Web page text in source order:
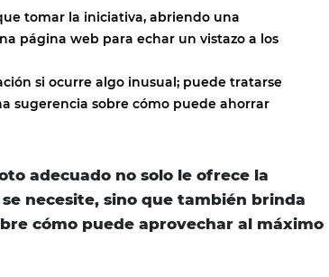
tomar la iniciativa, abriendo una
página web para echar un vistazo a los
si ocurre algo inusual; puede tratarse
sugerencia sobre cómo puede ahorrar
adecuado no solo le ofrece la
necesite, sino que también brinda
cómo puede aprovechar al máximo